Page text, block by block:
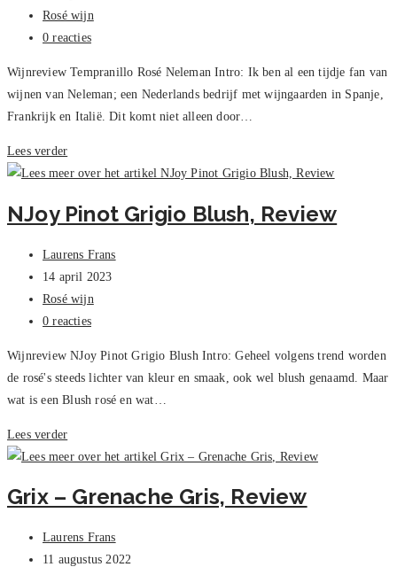
gepubliceerd
op:
Berichtcategorie:
Rosé wijn
Bericht
0 reacties
Wijnreview Tempranillo Rosé Neleman Intro: Ik ben al een tijdje fan van
wijnen van Neleman; een Nederlands bedrijf met wijngaarden in Spanje,
Frankrijk en Italië. Dit komt niet alleen door…
Lees verderTempranillo
Rosé
&
–
Neleman,
Review
NJoy Pinot Grigio Blush, Review
Bericht
auteur:
Laurens Frans
Bericht
gepubliceerd
op:
14 april 2023
Berichtcategorie:
Rosé wijn
Bericht
0 reacties
Wijnreview NJoy Pinot Grigio Blush Intro: Geheel volgens trend worden
de rosé's steeds lichter van kleur en smaak, ook wel blush genaamd. Maar
wat is een Blush rosé en wat…
Lees verderNJoy
Pinot
Blush,
Grix – Grenache Gris, Review
Bericht
auteur:
Laurens Frans
Bericht
11 augustus 2022